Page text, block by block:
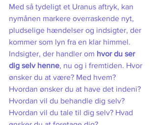
Med så tydeligt et Uranus aftryk, kan
nymånen markere overraskende nyt,
pludselige hændelser og indsigter, der
kommer som lyn fra en klar himmel.
Indsigter, der handler om hvor du ser
dig selv henne, nu og i fremtiden. Hvor
ønsker du at være? Med hvem?
Hvordan ønsker du at have det indeni?
Hvordan vil du behandle dig selv?
Hvordan vil du tale til dig selv? Hvad